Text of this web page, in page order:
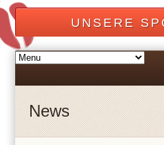
UNSERE
News